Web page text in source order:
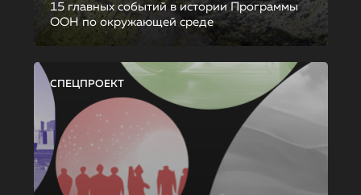
15 главных событий в истории Программы
ООН по окружающей среде
СПЕЦПРОЕКТ